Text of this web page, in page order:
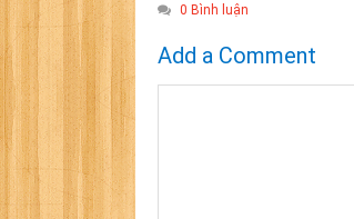
0 Bình luận
Add a Comment